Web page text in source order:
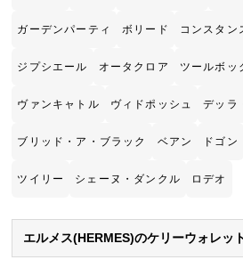
ガーデンパーティ ボリード コンスタン
ジプシエール オータクロア ツールボッ
ヴァンキャトル ヴィドポッシュ デッラ
ブリッド・ア・ブラック ベアン ドゴン
ツイリー シェーヌ・ダンクル ロデオ
エルメス(HERMES)のケリーウォレッ